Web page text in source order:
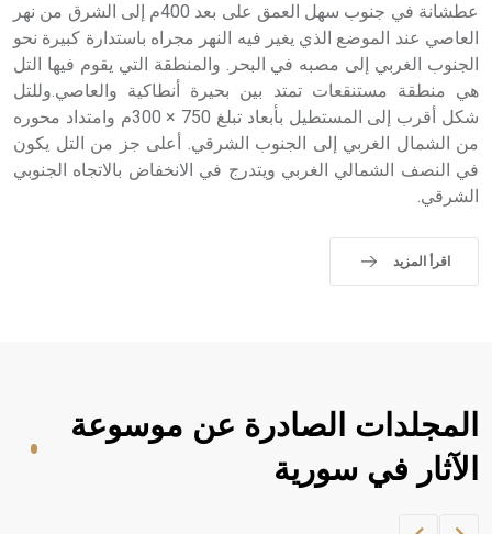
عطشانة في جنوب سهل العمق على بعد 400م إلى الشرق من نهر
العاصي عند الموضع الذي يغير فيه النهر مجراه باستدارة كبيرة نحو
الجنوب الغربي إلى مصبه في البحر. والمنطقة التي يقوم فيها التل
هي منطقة مستنقعات تمتد بين بحيرة أنطاكية والعاصي.وللتل
شكل أقرب إلى المستطيل بأبعاد تبلغ 750 × 300م وامتداد محوره
من الشمال الغربي إلى الجنوب الشرقي. أعلى جز من التل يكون
في النصف الشمالي الغربي ويتدرج في الانخفاض بالاتجاه الجنوبي
الشرقي.
اقرأ المزيد
المجلدات الصادرة عن موسوعة
الآثار في سورية